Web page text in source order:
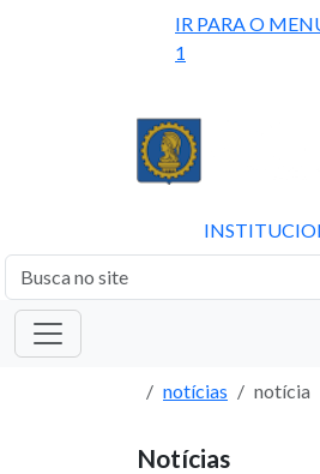
IR PARA O
1
notícias notícia
Notícias